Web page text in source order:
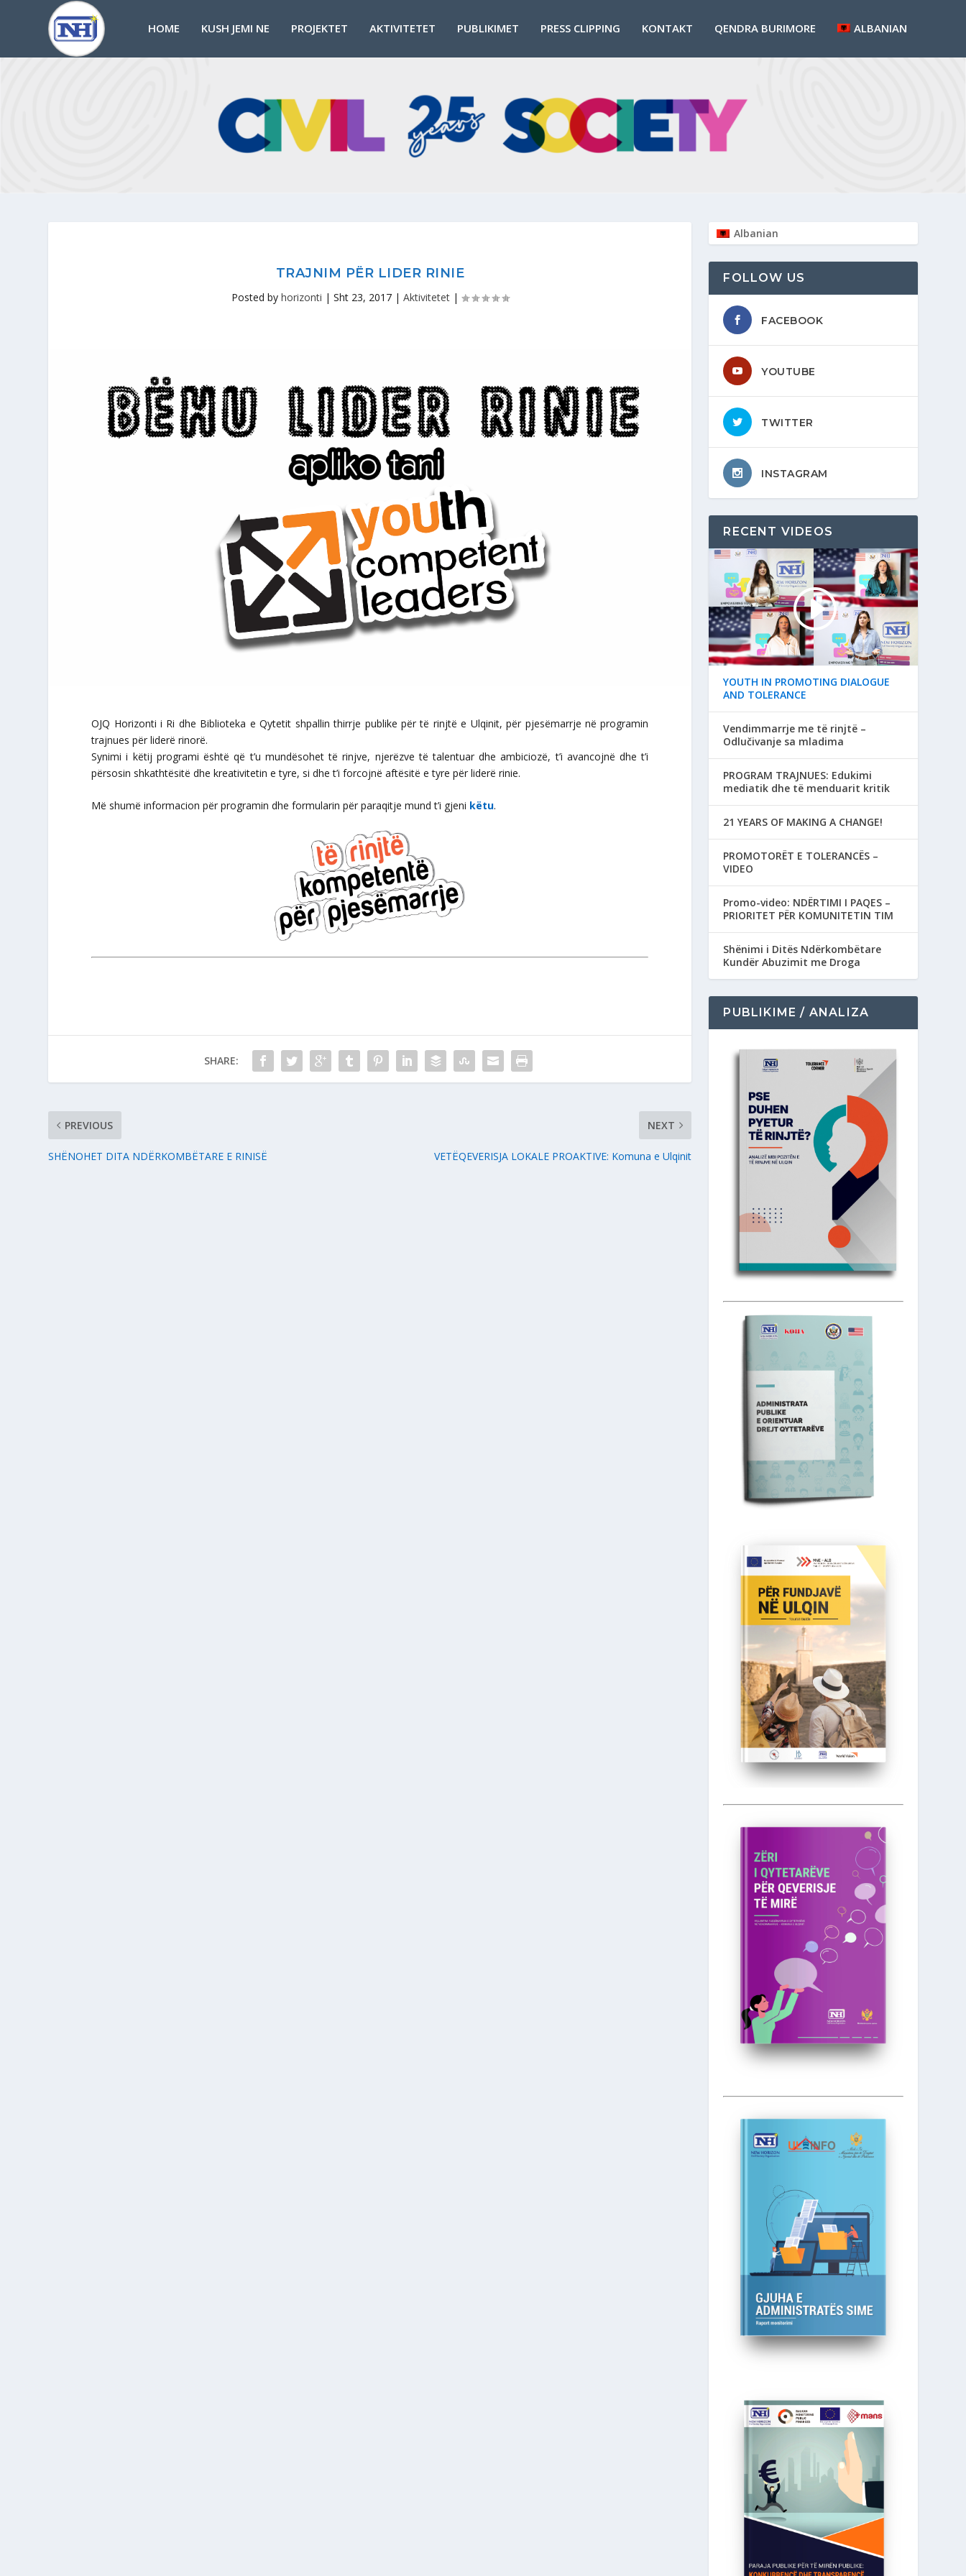
HOME KUSH JEMI NE PROJEKTET AKTIVITETET PUBLIKIMET PRESS CLIPPING KONTAKT QENDRA BURIMORE ALBANIAN
TRAJNIM PËR LIDER RINIE
Posted by horizonti | Sht 23, 2017| Aktivitetet|
OJQ Horizonti i Ri dhe Biblioteka e Qytetit shpallin thirrje publike për të rinjtë e Ulqinit, për pjesëmarrje në programin
trajnues për liderë rinorë.
Synimi i këtij programi është që t’u mundësohet të rinjve, njerëzve të talentuar dhe ambiciozë, t’i avancojnë dhe t’i
përsosin shkathtësitë dhe kreativitetin e tyre, si dhe t’i forcojnë aftësitë e tyre për liderë rinie.
Më shumë informacion për programin dhe formularin për paraqitje mund t’i gjeni këtu.
SHARE:
PREVIOUS
SHËNOHET DITA NDËRKOMBËTARE E RINISË
NEXT
VETËQEVERISJA LOKALE PROAKTIVE: Komuna e Ulqinit
Albanian
FOLLOW US
FACEBOOK
YOUTUBE
TWITTER
INSTAGRAM
RECENT VIDEOS
YOUTH IN PROMOTING DIALOGUE
AND TOLERANCE
Vendimmarrje me të rinjtë –
Odlučivanje sa mladima
PROGRAM TRAJNUES: Edukimi
mediatik dhe të menduarit kritik
21 YEARS OF MAKING A CHANGE!
PROMOTORËT E TOLERANCËS –
VIDEO
Promo-video: NDËRTIMI I PAQES –
PRIORITET PËR KOMUNITETIN TIM
Shënimi i Ditës Ndërkombëtare
Kundër Abuzimit me Droga
PUBLIKIME / ANALIZA